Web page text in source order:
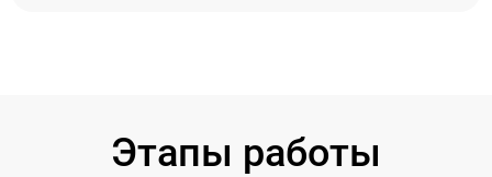
Этапы работы